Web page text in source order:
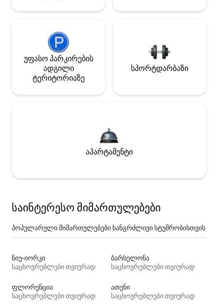
უფასო პარკირების
ადგილი
ტერიტორიაზე
სპორტდარბაზი
აპარტამენტი
საინტერესო მიმართულებები
პოპულარული მიმართულებები ხანგრძლივი სტუმრობისთვის
ნიუ-იორკი
საცხოვრებლები თვიურად
ბარსელონა
საცხოვრებლები თვიურად
ფლორენცია
საცხოვრებლები თვიურად
ათენი
საცხოვრებლები თვიურად